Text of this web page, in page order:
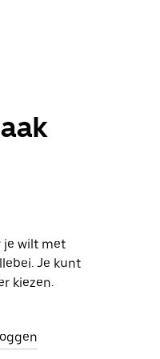
je wilt met
Je kunt
kiezen.